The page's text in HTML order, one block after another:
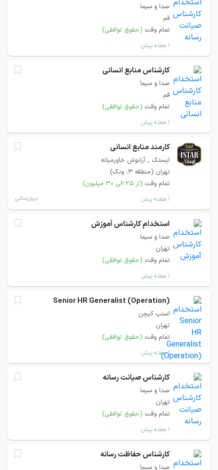
صدا و سیما
قم
تمام وقت (حقوق توافقی)
۱ هفته پیش
کارشناس منابع انسانی
صدا و سیما
قم
تمام وقت (حقوق توافقی)
۱ هفته پیش
کارمند منابع انسانی
ایستک _ آرانوش خاورمیانه
تهران (منطقه ۳، ونک)
تمام وقت (از ۲۵ الی ۳۰ میلیون)
۱ هفته پیش بروزرسانی
استخدام کارشناس آموزش
صدا و سیما
تهران
تمام وقت (حقوق توافقی)
۱ هفته پیش
Senior HR Generalist (Operation)
اسنپ کیچن
تهران
تمام وقت (حقوق توافقی)
۱ هفته پیش
کارشناس صیانت رسانه
صدا و سیما
تهران
تمام وقت (حقوق توافقی)
۱ هفته پیش
کارشناس حفاظت رسانه
صدا و سیما